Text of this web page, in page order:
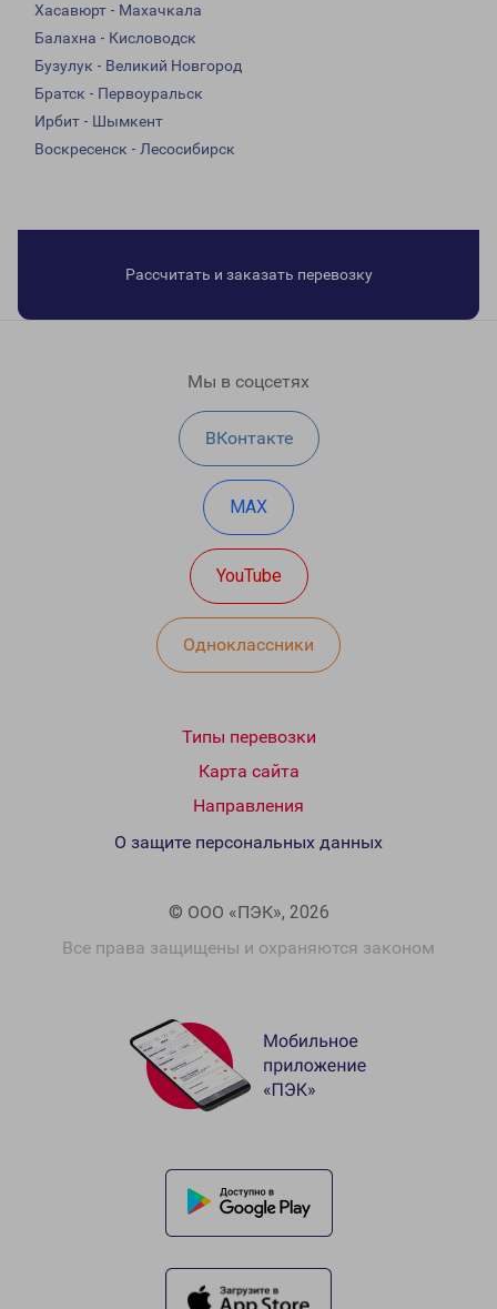
Хасавюрт - Махачкала
Балахна - Кисловодск
Бузулук - Великий Новгород
Братск - Первоуральск
Ирбит - Шымкент
Воскресенск - Лесосибирск
Рассчитать и заказать перевозку
Мы в соцсетях
ВКонтакте
MAX
YouTube
Одноклассники
Типы перевозки
Карта сайта
Направления
© ООО «ПЭК», 2026
Все права защищены и охраняются законом
О защите персональных данных